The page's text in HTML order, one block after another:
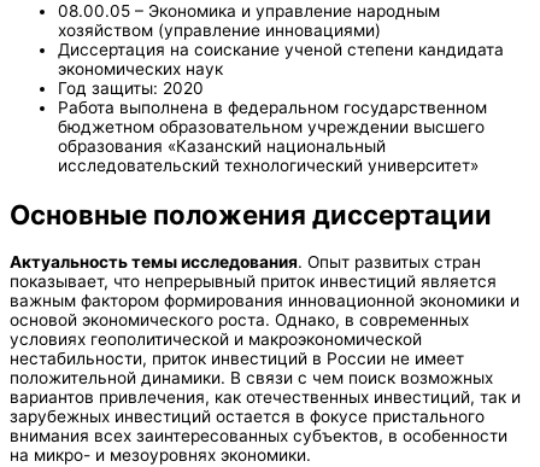
08.00.05 – Экономика и управление народным
хозяйством (управление инновациями)
Диссертация на соискание ученой степени кандидата
экономических наук
Год защиты: 2020
Работа выполнена в федеральном государственном
бюджетном образовательном учреждении высшего
образования «Казанский национальный
исследовательский технологический университет»
Основные положения диссертации
Актуальность темы исследования. Опыт развитых стран
показывает, что непрерывный приток инвестиций является
важным фактором формирования инновационной экономики и
основой экономического роста. Однако, в современных
условиях геополитической и макроэкономической
нестабильности, приток инвестиций в России не имеет
положительной динамики. В связи с чем поиск возможных
вариантов привлечения, как отечественных инвестиций, так и
зарубежных инвестиций остается в фокусе пристального
внимания всех заинтересованных субъектов, в особенности
на микро- и мезоуровнях экономики.